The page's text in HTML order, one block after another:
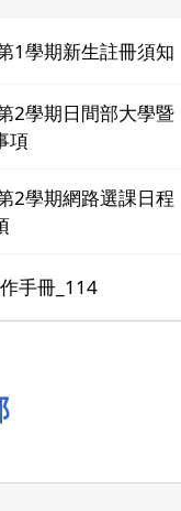
1學期新生註冊須知
2學期日間部大學暨
項
2學期網路選課日程
手冊_114